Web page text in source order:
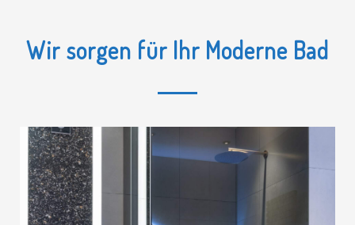
Wir sorgen für Ihr Moderne Bad